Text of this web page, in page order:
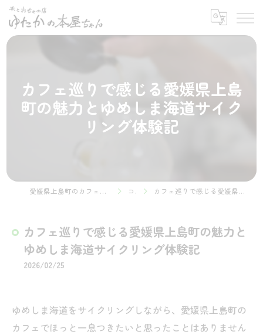
カフェ巡りで感じる愛媛県上島
町の魅力とゆめしま海道サイク
リング体験記
愛媛県上島町のカフェなら本とおちゃの店 ゆたかの本屋ちゃん コラム カフェ巡りで感じる愛媛県上島町の魅力とゆめしま海道サイクリング体験記
カフェ巡りで感じる愛媛県上島町の魅力と
ゆめしま海道サイクリング体験記
2026/02/25
ゆめしま海道をサイクリングしながら、愛媛県上島町の
カフェでほっと一息つきたいと思ったことはありません